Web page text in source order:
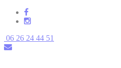
06 26 24 44 51